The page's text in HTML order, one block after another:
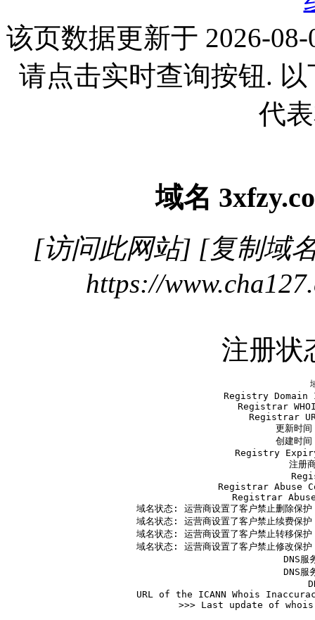
该页数据更新于 2026-
请点击实时查询按钮.
代
域名
[访问此网站] [复制域
https://
注册状
Registry Domain
Registrar
Registrar
更新时
创建时
Registry
注册
Registrar Abuse
Registrar
域名状态: 运营商设置了客户禁止删除
域名状态: 运营商设置了客户禁止续费
域名状态: 运营商设置了客户禁止转移
域名状态: 运营商设置了客户禁止修改
DNS服
DNS服
URL of the ICANN Whois
>>> Last update of whois